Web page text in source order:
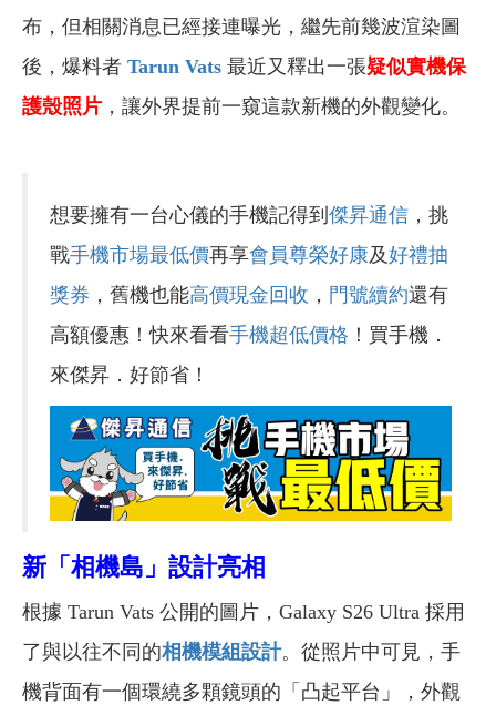
布，但相關消息已經接連曝光，繼先前幾波渲染圖
後，爆料者 Tarun Vats 最近又釋出一張疑似實機保
護殼照片 ，讓外界提前一窺這款新機的外觀變化。
想要擁有一台心儀的手機記得到 傑昇通信 ，挑
戰手機市場最低價再享會員尊榮好康及好禮抽
獎券 ，舊機也能高價現金回收 ， 門號續約還有
高額優惠！快來看看手機超低價格 ！買手機．
來傑昇．好節省！
新「相機島」設計亮相
根據 Tarun Vats 公開的圖片，Galaxy S26 Ultra 採用
了與以往不同的相機模組設計。從照片中可見，手
機背面有一個環繞多顆鏡頭的「凸起平台」，外觀